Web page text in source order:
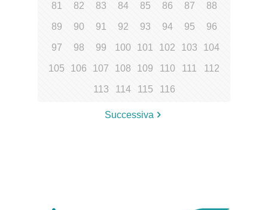
81 82 83 84 85 86 87 88
89 90 91 92 93 94 95 96
97 98 99 100 101 102 103 104
105 106 107 108 109 110 111 112
113 114 115 116
Successiva